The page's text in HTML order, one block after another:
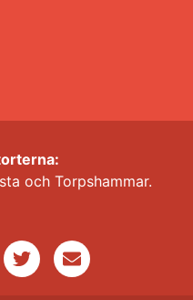
och Torpshammar.